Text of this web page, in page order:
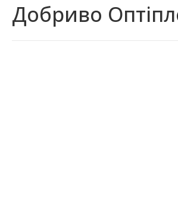
Добриво